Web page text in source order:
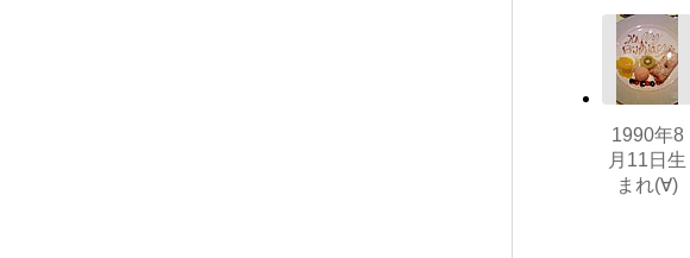
1990年8
月11日生
まれ(∀)